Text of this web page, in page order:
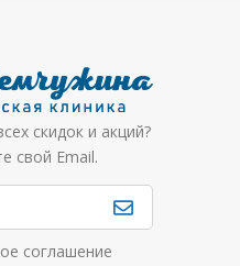
скидок и акций?
свой Email.
соглашение